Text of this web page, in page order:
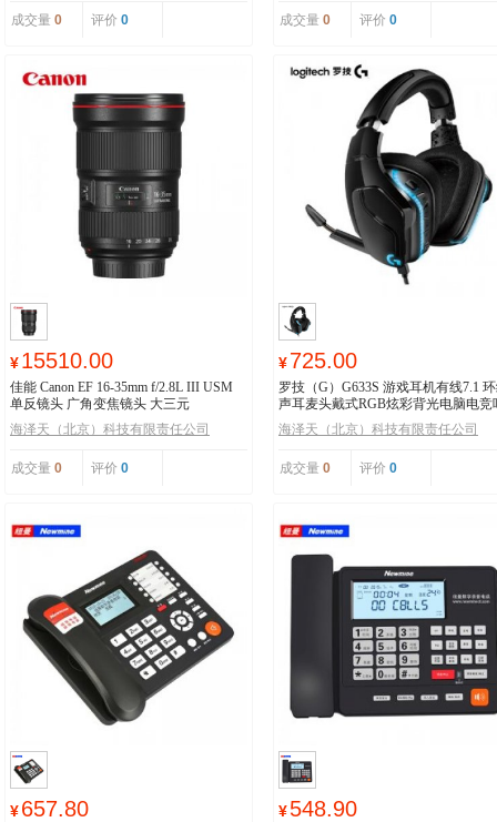
成交量 0 评价 0 成交量 0 评价 0
¥15510.00
佳能 Canon EF 16-35mm f/2.8L III USM
单反镜头 广角变焦镜头 大三元
海泽天（北京）科技有限责任公司
成交量 0 评价 0
¥725.00
罗技（G）G633S 游戏耳机有线7.1
声耳麦头戴式RGB炫彩背光电脑电竞
鸡耳机
海泽天（北京）科技有限责任公司
成交量 0 评价 0
¥657.80 ¥548.90